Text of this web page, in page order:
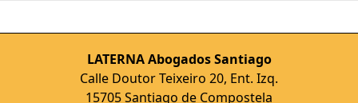
LATERNA Abogados Santiago
Calle Doutor Teixeiro 20, Ent. Izq.
15705 Santiago de Compostela